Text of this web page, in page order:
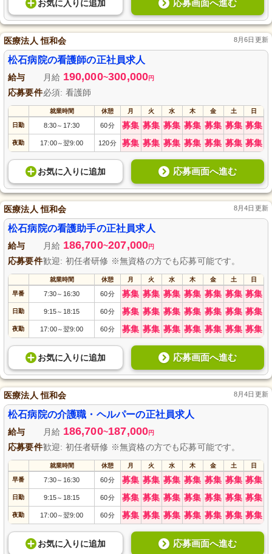
お気に入り に追加 応募画面へ進む
医療法人 恒和会 8月6日更新
松石病院の看護師の正社員求人
給与 月給 190,000~300,000円
応募要件必須: 看護師
就業時間 休憩 月 火 水 木 金 土 日
日勤 8:30～ 17:30 60分 募集 募集 募集 募集 募集 募集 募集
夜勤 17:00～翌9:00 120分 募集 募集 募集 募集 募集 募集 募集
お気に入り に追加 応募画面へ進む
医療法人 恒和会 8月4日更新
松石病院の看護助手の正社員求人
給与 月給 186,700~207,000円
応募要件歓迎: 初任者研修 ※無資格の方でも応募可能です。
就業時間 休憩 月 火 水 木 金 土 日
早番 7:30～ 16:30 60分 募集 募集 募集 募集 募集 募集 募集
日勤 9:15～ 18:15 60分 募集 募集 募集 募集 募集 募集 募集
夜勤 17:00～翌9:00 60分 募集 募集 募集 募集 募集 募集 募集
お気に入り に追加 応募画面へ進む
医療法人 恒和会 8月4日更新
松石病院の介護職・ヘルパーの正社員求人
給与 月給 186,700~187,000円
応募要件歓迎: 初任者研修 ※無資格の方でも応募可能です。
就業時間 休憩 月 火 水 木 金 土 日
早番 7:30～ 16:30 60分 募集 募集 募集 募集 募集 募集 募集
日勤 9:15～ 18:15 60分 募集 募集 募集 募集 募集 募集 募集
夜勤 17:00～翌9:00 60分 募集 募集 募集 募集 募集 募集 募集
お気に入り に追加 応募画面へ進む